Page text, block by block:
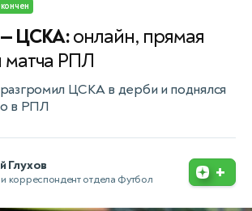
— ЦСКА:онлайн, прямая
матча РПЛ
ЦСКА в дерби и поднялся
в РПЛ
Глухов
корреспондент отдела Футбол +